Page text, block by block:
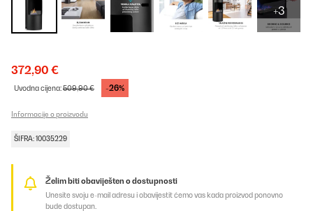
+3
372,90 €
Uvodna cijena:509,90 € -26%
Informacije o proizvodu
ŠIFRA: 10035229
Želim biti obaviješten o dostupnosti
Unesite svoju e-mail adresu i obavijestit ćemo vas kada proizvod ponovno
bude dostupan.